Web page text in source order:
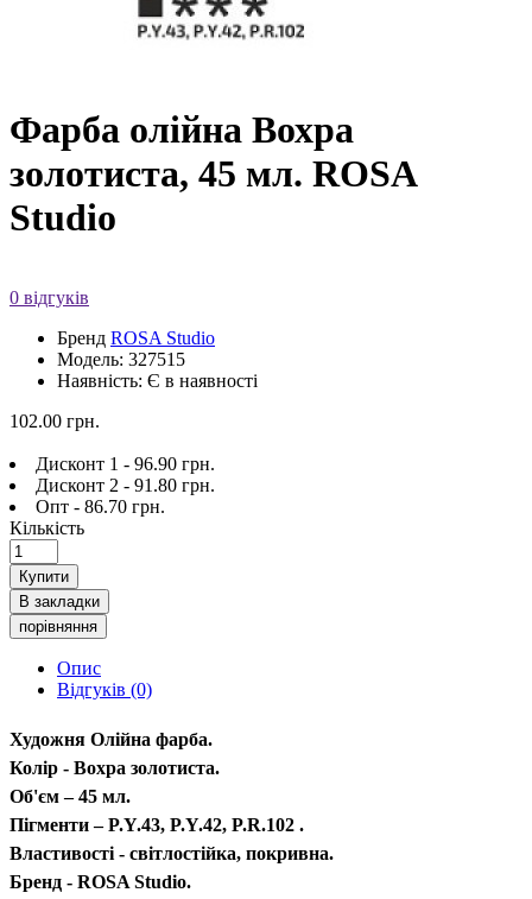
Фарба олійна Вохра
золотиста, 45 мл. ROSA
Studio
0 відгуків
Бренд ROSA Studio
Модель: 327515
Наявність: Є в наявності
102.00 грн.
Дисконт 1 - 96.90 грн.
Дисконт 2 - 91.80 грн.
Опт - 86.70 грн.
Кількість
Купити
В закладки
порівняння
Опис
Відгуків (0)
Художня Олійна фарба.
Колір - Вохра золотиста.
Об'єм – 45 мл.
Пігменти – P.Y.43, P.Y.42, P.R.102 .
Властивості - світлостійка, покривна.
Бренд - ROSA Studio.